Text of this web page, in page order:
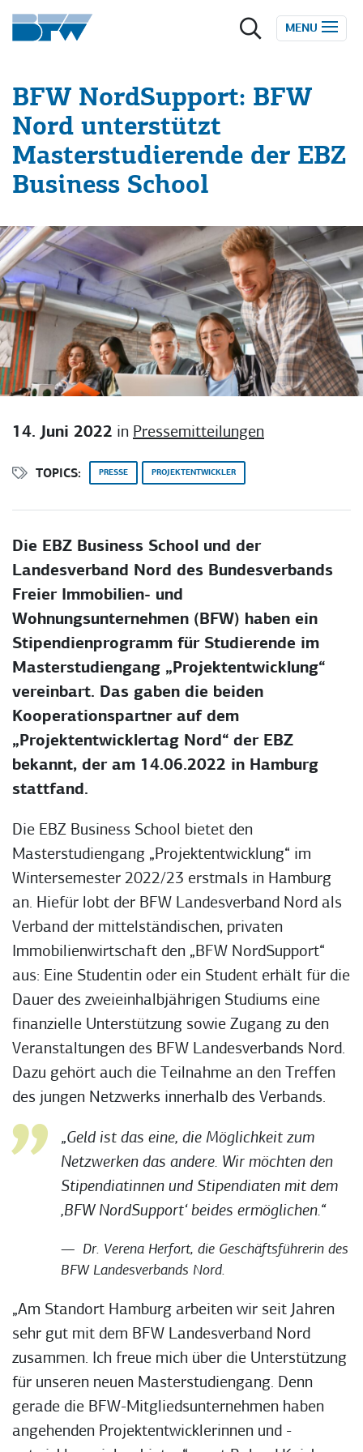
Zum Inhalt springen
MENU
BFW NordSupport: BFW
Nord unterstützt
Masterstudierende der EBZ
Business School
14. Juni 2022 in Pressemitteilungen
TOPICS: PRESSE PROJEKTENTWICKLER
Die EBZ Business School und der
Landesverband Nord des Bundesverbands
Freier Immobilien- und
Wohnungsunternehmen (BFW) haben ein
Stipendienprogramm für Studierende im
Masterstudiengang „Projektentwicklung“
vereinbart. Das gaben die beiden
Kooperationspartner auf dem
„Projektentwicklertag Nord“ der EBZ
bekannt, der am 14.06.2022 in Hamburg
stattfand.
Die EBZ Business School bietet den
Masterstudiengang „Projektentwicklung“ im
Wintersemester 2022/23 erstmals in Hamburg
an. Hiefür lobt der BFW Landesverband Nord als
Verband der mittelständischen, privaten
Immobilienwirtschaft den „BFW NordSupport“
aus: Eine Studentin oder ein Student erhält für die
Dauer des zweieinhalbjährigen Studiums eine
finanzielle Unterstützung sowie Zugang zu den
Veranstaltungen des BFW Landesverbands Nord.
Dazu gehört auch die Teilnahme an den Treffen
des jungen Netzwerks innerhalb des Verbands.
„Geld ist das eine, die Möglichkeit zum
Netzwerken das andere. Wir möchten den
Stipendiatinnen und Stipendiaten mit dem
,BFW NordSupport‘ beides ermöglichen.“
Dr. Verena Herfort, die Geschäftsführerin des
BFW Landesverbands Nord.
„Am Standort Hamburg arbeiten wir seit Jahren
sehr gut mit dem BFW Landesverband Nord
zusammen. Ich freue mich über die Unterstützung
für unseren neuen Masterstudiengang. Denn
gerade die BFW-Mitgliedsunternehmen haben
angehenden Projektentwicklerinnen und -